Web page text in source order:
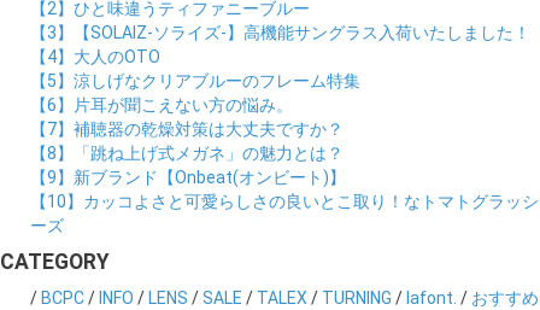
【2】ひと味違うティファニーブルー
【3】【SOLAIZ-ソライズ-】高機能サングラス入荷いたしました！
【4】大人のOTO
【5】涼しげなクリアブルーのフレーム特集
【6】片耳が聞こえない方の悩み。
【7】補聴器の乾燥対策は大丈夫ですか？
【8】「跳ね上げ式メガネ」の魅力とは？
【9】新ブランド【Onbeat(オンビート)】
【10】カッコよさと可愛らしさの良いとこ取り！なトマトグラッシ
ーズ
CATEGORY
/ BCPC/ INFO / LENS /SALE / TALEX / TURNING / lafont. / おすすめ